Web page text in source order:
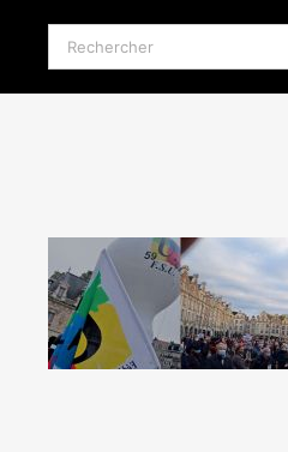
Rechercher: